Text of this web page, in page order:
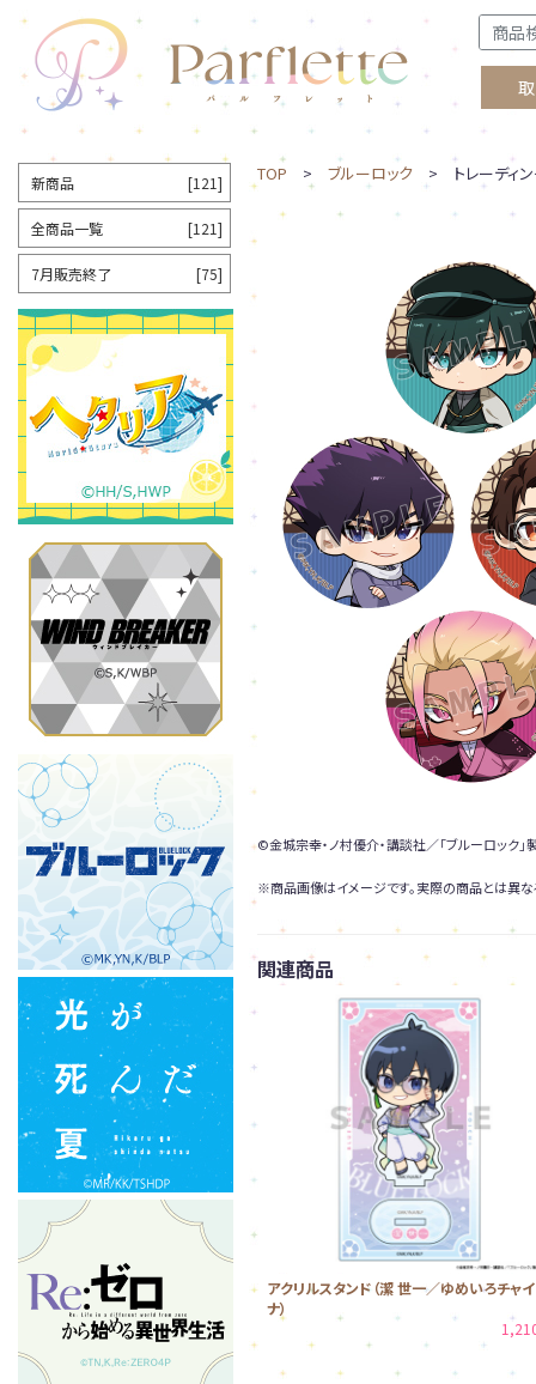
TOP > ブルーロック > トレーディン
©金城宗幸・ノ村優介・講談社／「ブルーロック」
※商品画像はイメージです。実際の商品とは異な
関連商品
アクリルスタンド（潔 世一／ゆめいろチャイ
ナ）
新商品 [121]
全商品一覧 [121]
7月販売終了 [75]